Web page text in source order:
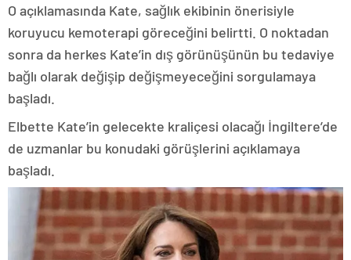
O açıklamasında Kate, sağlık ekibinin önerisiyle
koruyucu kemoterapi göreceğini belirtti. O noktadan
sonra da herkes Kate’in dış görünüşünün bu tedaviye
bağlı olarak değişip değişmeyeceğini sorgulamaya
başladı.
Elbette Kate’in gelecekte kraliçesi olacağı İngiltere’de
de uzmanlar bu konudaki görüşlerini açıklamaya
başladı.